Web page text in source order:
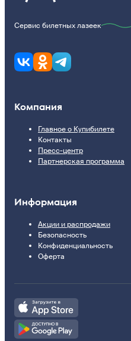
Сервис билетных лазеек
Компания
Главное о Купибилете
Контакты
Пресс-центр
Партнерская программа
Информация
Акции и распродажи
Безопасность
Конфиденциальность
Оферта